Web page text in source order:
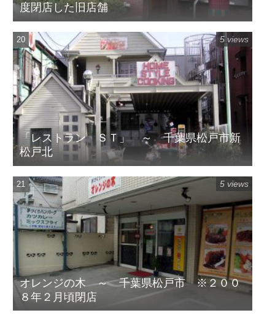
度閉店した旧店舗
「レストラン ＳＴ」 ～ 千葉県松戸市新
松戸北
5 views
オレンジの木 ～ 千葉県松戸市 ※２００
８年２月頃閉店
5 views